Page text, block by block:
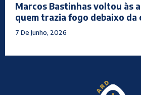
Marcos Bastinhas voltou às
quem trazia fogo debaixo da
7 De Junho, 2026